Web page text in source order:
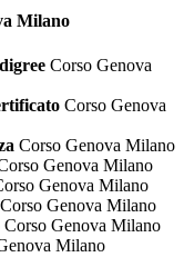
Milano
Corso Genova
Corso Genova
Corso Genova Milano
Genova Milano
Genova Milano
Corso Genova Milano
Corso Genova Milano
Milano